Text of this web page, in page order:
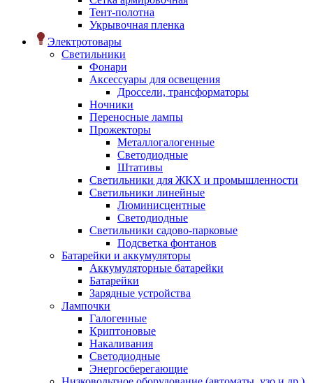
Тент-полотна
Укрывочная пленка
Электротовары
Светильники
Фонари
Аксессуары для освещения
Дроссели, трансформаторы
Ночники
Переносные лампы
Прожекторы
Металлогалогенные
Светодиодные
Штативы
Светильники для ЖКХ и промышленности
Светильники линейные
Люминисцентные
Светодиодные
Светильники садово-парковые
Подсветка фонтанов
Батарейки и аккумуляторы
Аккумуляторные батарейки
Батарейки
Зарядные устройства
Лампочки
Галогенные
Криптоновые
Накаливания
Светодиодные
Энергосберегающие